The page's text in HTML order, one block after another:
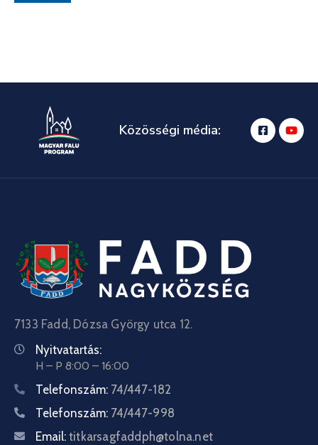
Közösségi média:
7133 Fadd, Dózsa György utca 12.
Nyitvatartás:
H – P 8:00 – 16:00
Telefonszám: 74/447-182
Telefonszám: 74/447-998
Email: titkarsagfaddph@tolna.net